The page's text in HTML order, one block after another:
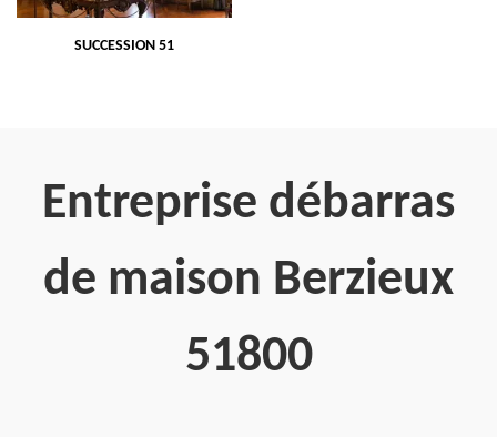
SUCCESSION 51
Entreprise débarras
de maison Berzieux
51800